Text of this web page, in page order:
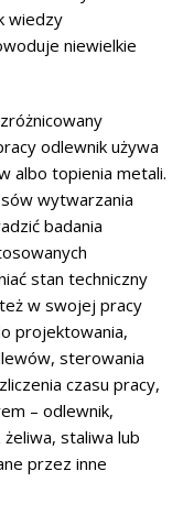
wiedzy
niewielkie
odlewnik używa
albo topienia metali.
wytwarzania
badania
stan techniczny
w swojej pracy
projektowania,
sterowania
czasu pracy,
– odlewnik,
staliwa lub
przez inne